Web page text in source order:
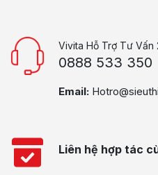
Vivita Hỗ Trợ Tư Vấn
0888 533 350
Email:
Liên hệ hợp tác